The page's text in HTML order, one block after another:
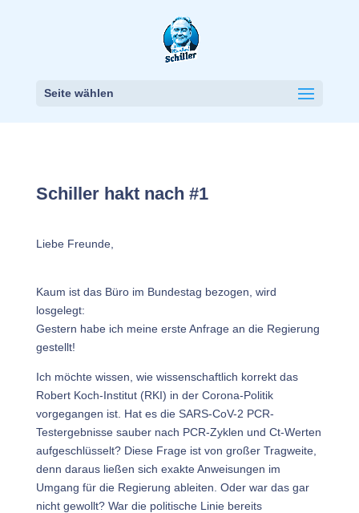
Seite wählen
Schiller hakt nach #1
Liebe Freunde,
Kaum ist das Büro im Bundestag bezogen, wird
losgelegt:
Gestern habe ich meine erste Anfrage an die Regierung
gestellt!
Ich möchte wissen, wie wissenschaftlich korrekt das
Robert Koch-Institut (RKI) in der Corona-Politik
vorgegangen ist. Hat es die SARS-CoV-2 PCR-
Testergebnisse sauber nach PCR-Zyklen und Ct-Werten
aufgeschlüsselt? Diese Frage ist von großer Tragweite,
denn daraus ließen sich exakte Anweisungen im
Umgang für die Regierung ableiten. Oder war das gar
nicht gewollt? War die politische Linie bereits